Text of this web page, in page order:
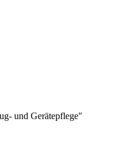
und Gerätepflege"